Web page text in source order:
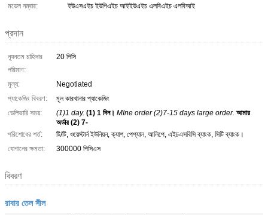
মডেল নম্বার:
ইউএসএইচ ইউপিএইচ আইইউএইচ এলবিএইচ এলবিআই
প্রদান
ন্যূনতম চাহিদার
পরিমাণ:
20 পিসি
মূল্য:
Negotiated
প্যাকেজিং বিবরণ:
মূল কারখানার প্যাকেজিং
ডেলিভারি সময়:
(1)1 day. (1) 1 দিন। MIne order (2)7-15 days large order. আমার
অর্ডার (2) 7-
পরিশোধের শর্ত:
টি/টি, ওয়েস্টার্ন ইউনিয়ন, ক্যাশ, পেপ্যাল, আলিপে, এইচএসবিসি ব্যাংক, সিটি ব্যাংক।
যোগানের ক্ষমতা:
300000 পিসিএস
বিবরণ
রাবার তেল সীল